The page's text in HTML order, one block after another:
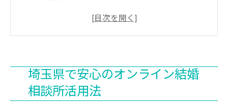
要注意人物対策も万全な相談所利用法
30代や40代に最適な結婚相談所の選び方
オンライン相談所の評判と体験談をチェッ
ク
埼玉県で安心のオンライン結婚
相談所活用法